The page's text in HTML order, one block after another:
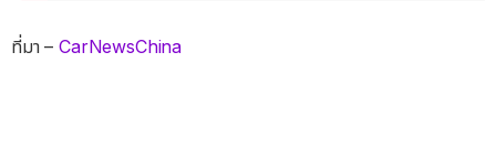
ที่มา –CarNewsChina